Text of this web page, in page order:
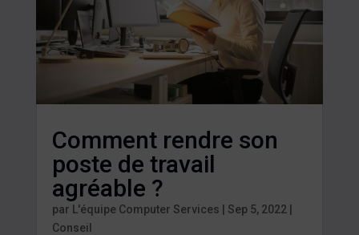
Comment rendre son
poste de travail
agréable ?
par L'équipe Computer Services | Sep 5, 2022 |
Conseil